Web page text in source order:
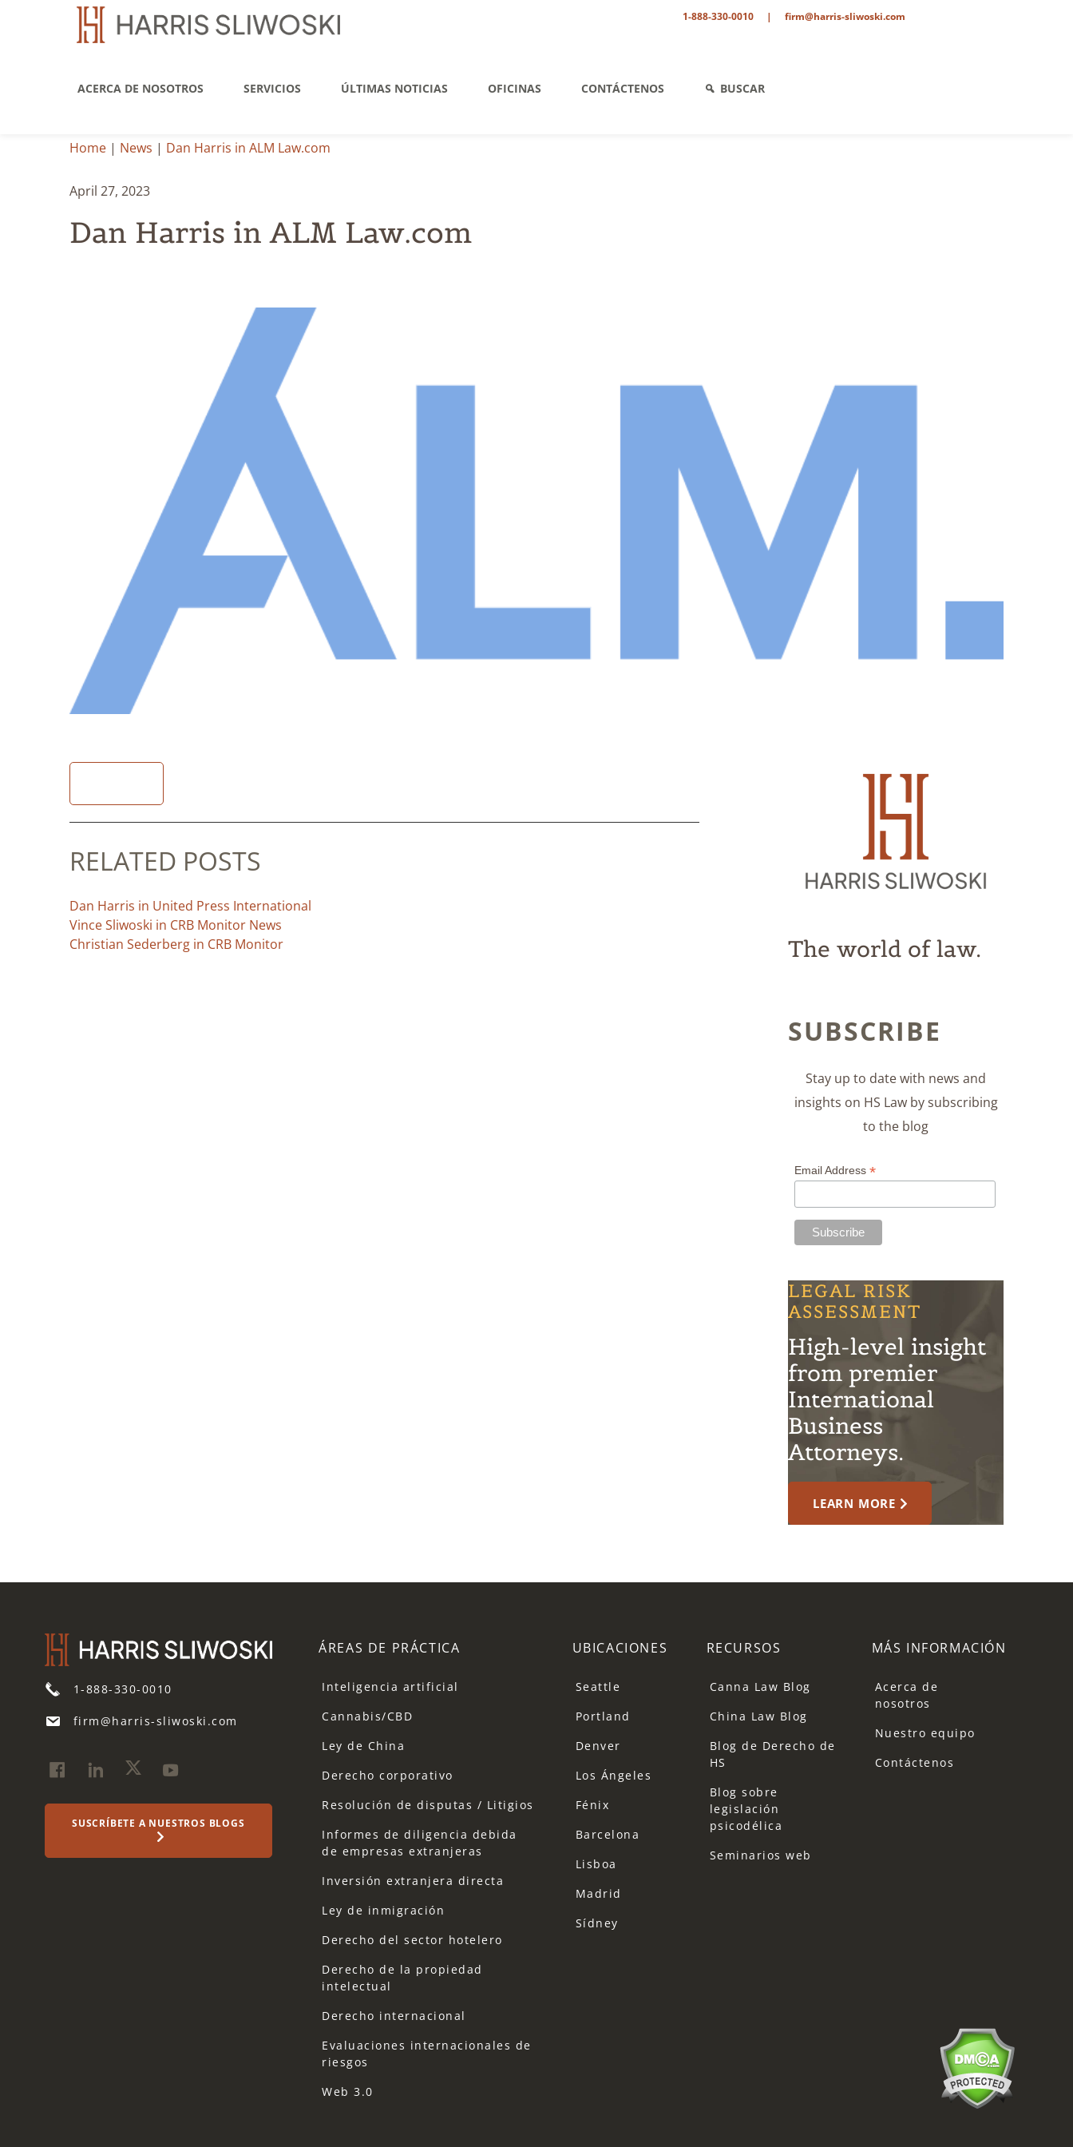
1-888-330-0010 | firm@harris-sliwoski.com
ACERCA DE NOSOTROS SERVICIOS ÚLTIMAS NOTICIAS OFICINAS CONTÁCTENOS BUSCAR
Home | News | Dan Harris in ALM Law.com
April 27, 2023
Dan Harris in ALM Law.com
RELATED POSTS
Dan Harris in United Press International
Vince Sliwoski in CRB Monitor News
Christian Sederberg in CRB Monitor
The world of law.
SUBSCRIBE
Stay up to date with news and
insights on HS Law by subscribing
to the blog
Email Address*
LEGAL RISK
ASSESSMENT
High-level insight
from premier
International
Business
Attorneys.
LEARN MORE
1-888-330-0010
firm@harris-sliwoski.com
SUSCRÍBETE A NUESTROS BLOGS
ÁREAS DE PRÁCTICA
Inteligencia artificial
Cannabis/CBD
Ley de China
Derecho corporativo
Resolución de disputas / Litigios
Informes de diligencia debida
de empresas extranjeras
Inversión extranjera directa
Ley de inmigración
Derecho del sector hotelero
Derecho de la propiedad
intelectual
Derecho internacional
Evaluaciones internacionales de
riesgos
Web 3.0
UBICACIONES
Seattle
Portland
Denver
Los Ángeles
Fénix
Barcelona
Lisboa
Madrid
Sídney
RECURSOS
Canna Law Blog
China Law Blog
Blog de Derecho de
HS
Blog sobre
legislación
psicodélica
Seminarios web
MÁS INFORMACIÓN
Acerca de
nosotros
Nuestro equipo
Contáctenos